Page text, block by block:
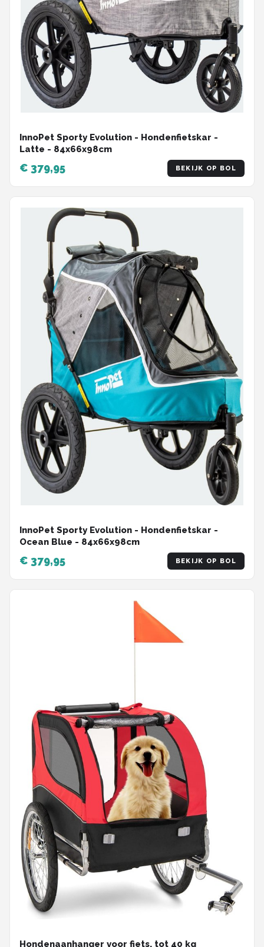
InnoPet Sporty Evolution - Hondenfietskar -
Latte - 84x66x98cm
€ 379,95 BEKIJK OP BOL
InnoPet Sporty Evolution - Hondenfietskar -
Ocean Blue - 84x66x98cm
€ 379,95 BEKIJK OP BOL
Hondenaanhanger voor fiets, tot 40 kg